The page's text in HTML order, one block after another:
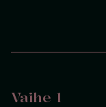
Vaihe 1